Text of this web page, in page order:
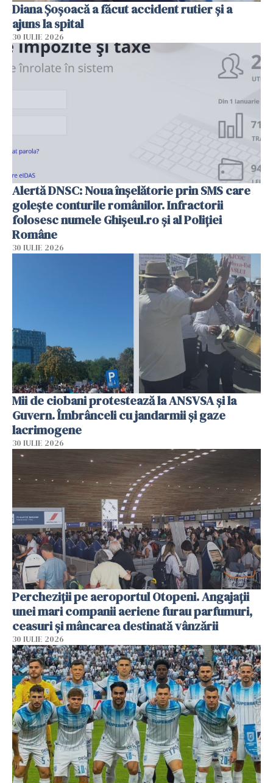
Diana Șoșoacă a făcut accident rutier și a
ajuns la spital
30 IULIE 2026
Alertă DNSC: Noua înșelătorie prin SMS care
golește conturile românilor. Infractorii
folosesc numele Ghișeul.ro și al Poliției
Române
30 IULIE 2026
Mii de ciobani protestează la ANSVSA și la
Guvern. Îmbrânceli cu jandarmii și gaze
lacrimogene
30 IULIE 2026
Percheziții pe aeroportul Otopeni. Angajații
unei mari companii aeriene furau parfumuri,
ceasuri și mâncarea destinată vânzării
30 IULIE 2026